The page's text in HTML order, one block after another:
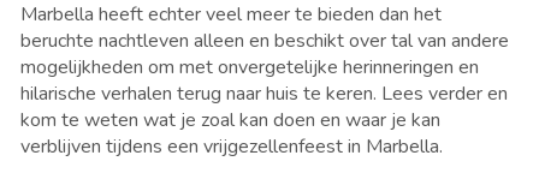
Marbella heeft echter veel meer te bieden dan het
beruchte nachtleven alleen en beschikt over tal van andere
mogelijkheden om met onvergetelijke herinneringen en
hilarische verhalen terug naar huis te keren. Lees verder en
kom te weten wat je zoal kan doen en waar je kan
verblijven tijdens een vrijgezellenfeest in Marbella.